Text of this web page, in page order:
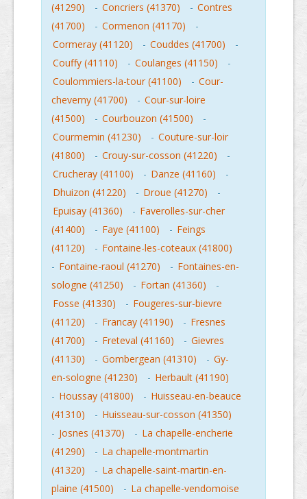
(41290)
- Concriers (41370) - Contres
(41700)
- Cormenon (41170)
-
Cormeray (41120)
- Couddes (41700)
-
Couffy (41110)
- Coulanges (41150)
-
Coulommiers-la-tour (41100)
- Cour-
cheverny (41700)
- Cour-sur-loire
(41500)
- Courbouzon (41500)
-
Courmemin (41230)
- Couture-sur-loir
(41800)
- Crouy-sur-cosson (41220)
-
Crucheray (41100)
- Danze (41160)
-
Dhuizon (41220)
- Droue (41270)
-
Epuisay (41360)
- Faverolles-sur-cher
(41400)
- Faye (41100) - Feings
(41120)
- Fontaine-les-coteaux (41800)
- Fontaine-raoul (41270) - Fontaines-en-
sologne (41250)
- Fortan (41360)
-
Fosse (41330)
- Fougeres-sur-bievre
(41120)
- Francay (41190) - Fresnes
(41700)
- Freteval (41160) - Gievres
(41130)
- Gombergean (41310) - Gy-
en-sologne (41230)
- Herbault (41190)
- Houssay (41800) - Huisseau-en-beauce
(41310)
- Huisseau-sur-cosson (41350)
- Josnes (41370) - La chapelle-encherie
(41290)
- La chapelle-montmartin
(41320)
- La chapelle-saint-martin-en-
plaine (41500)
- La chapelle-vendomoise